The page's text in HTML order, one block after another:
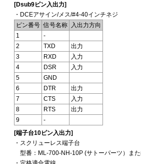
[Dsub9ピン入出力]
・DCEアサイン/メス/#4-40インチネジ
ピン番号 信号名称
入出力方向
1
-
2
TXD
出力
3
RXD
入力
4
DSR
入力
5
GND
6
DTR
出力
7
CTS
入力
8
RTS
出力
9
-
[端子台10ピン入出力]
・スクリューレス端子台
型番：ML-700-NH-10P (サトーパーツ）ま